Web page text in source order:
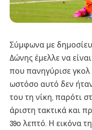
Σύμφωνα με
Δώνης έμελλε να
που πανηγύρισε
ωστόσο αυτό δεν
του τη νίκη, παρότι
άριστη τακτικά και
39ο λεπτό. Η εικόνα